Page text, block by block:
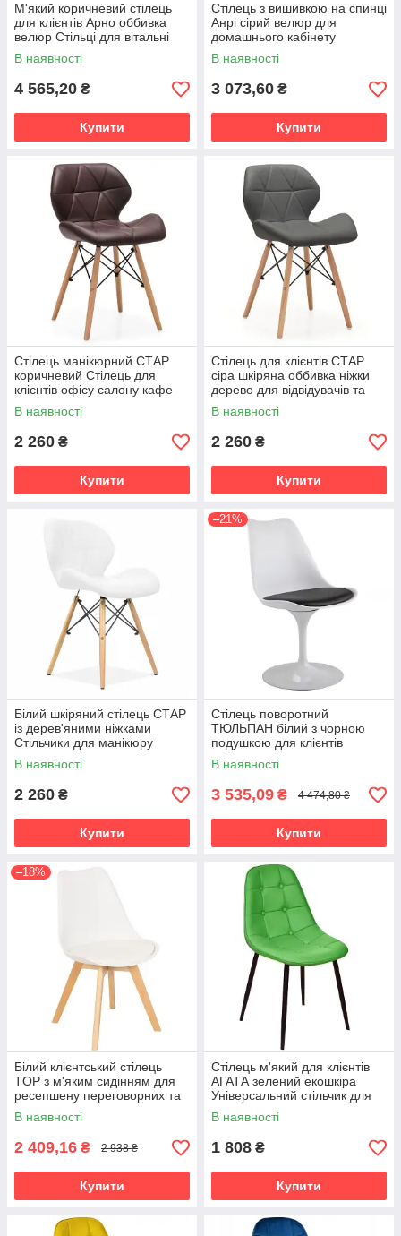
М'який коричневий стілець
для клієнтів Арно оббивка
велюр Стільці для вітальні
кабінету салону
В наявності
4 565,20 ₴
Купити
Стілець з вишивкою на спинці
Анрі сірий велюр для
домашнього кабінету
ресепшену або переговорної
В наявності
3 073,60 ₴
Купити
Стілець манікюрний СТАР
коричневий Стілець для
клієнтів офісу салону кафе
ресторану
В наявності
2 260 ₴
Купити
Стілець для клієнтів СТАР
сіра шкіряна оббивка ніжки
дерево для відвідувачів та
гостей
В наявності
2 260 ₴
Купити
Білий шкіряний стілець СТАР
із дерев'яними ніжками
Стільчики для манікюру
В наявності
2 260 ₴
Купити
–21%
Стілець поворотний
ТЮЛЬПАН білий з чорною
подушкою для клієнтів
Сучасний стільчик
домашнього кабінету
В наявності
3 535,09 ₴ 4 474,80 ₴
Купити
–18%
Білий клієнтський стілець
TОР з м'яким сидінням для
ресепшену переговорних та
робочих зон
В наявності
2 409,16 ₴ 2 938 ₴
Купити
Стілець м'який для клієнтів
АГАТА зелений екошкіра
Універсальний стільчик для
офісу кафе дому салону
В наявності
1 808 ₴
Купити